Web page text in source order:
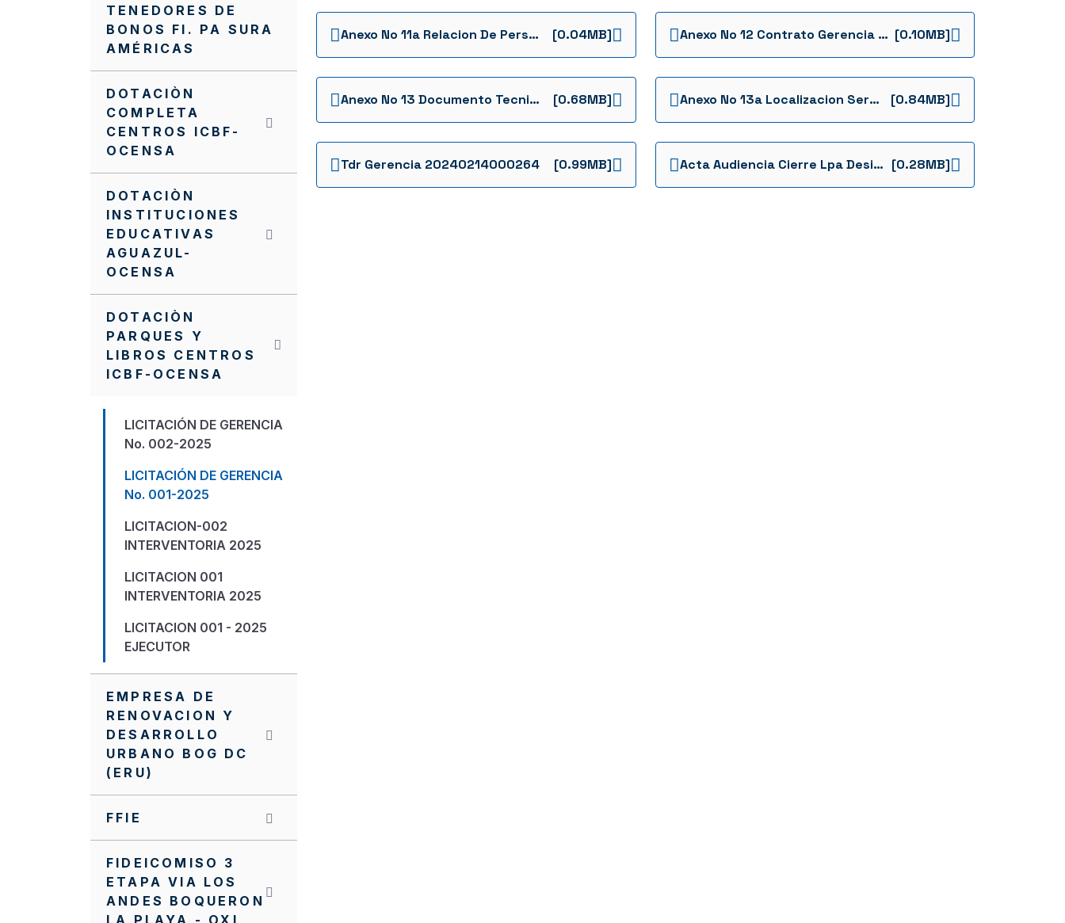
TENEDORES DE
BONOS FI. PA SURA
AMÉRICAS
DOTACIÒN
COMPLETA
CENTROS ICBF-
OCENSA
DOTACIÒN
INSTITUCIONES
EDUCATIVAS
AGUAZUL-
OCENSA
DOTACIÒN
PARQUES Y
LIBROS CENTROS
ICBF-OCENSA
LICITACIÓN DE GERENCIA
No. 002-2025
LICITACIÓN DE GERENCIA
No. 001-2025
LICITACION-002
INTERVENTORIA 2025
LICITACION 001
INTERVENTORIA 2025
LICITACION 001 - 2025
EJECUTOR
EMPRESA DE
RENOVACION Y
DESARROLLO
URBANO BOG DC
(ERU)
FFIE
FIDEICOMISO 3
ETAPA VIA LOS
ANDES BOQUERON
LA PLAYA - OXI
Anexo No 11a Relacion De Personal Minimo Requerido [0.04MB] Anexo No 12 Contrato Gerencia Pa Parques Y Libros Icbf [0.10MB]
Anexo No 13 Documento Tecnico Oxi [0.68MB] Anexo No 13a Localizacion Servicios De Atencion [0.84MB]
Tdr Gerencia 20240214000264 [0.99MB] Acta Audiencia Cierre Lpa Desierta 1 [0.28MB]